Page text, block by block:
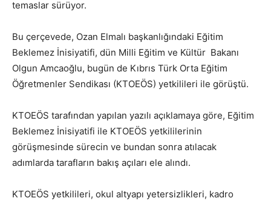
temaslar sürüyor.
Bu çerçevede, Ozan Elmalı başkanlığındaki Eğitim
Beklemez İnisiyatifi, dün Milli Eğitim ve Kültür Bakanı
Olgun Amcaoğlu, bugün de Kıbrıs Türk Orta Eğitim
Öğretmenler Sendikası (KTOEÖS) yetkilileri ile görüştü.
KTOEÖS tarafından yapılan yazılı açıklamaya göre, Eğitim
Beklemez İnisiyatifi ile KTOEÖS yetkililerinin
görüşmesinde sürecin ve bundan sonra atılacak
adımlarda tarafların bakış açıları ele alındı.
KTOEÖS yetkilileri, okul altyapı yetersizlikleri, kadro